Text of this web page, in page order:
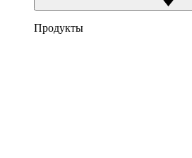
Продукты